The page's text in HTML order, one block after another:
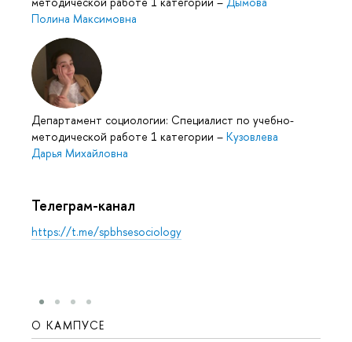
Полина Максимовна
Департамент социологии: Специалист по учебно-
методической работе 1 категории – Кузовлева
Дарья Михайловна
Телеграм-канал
https://t.me/spbhsesociology
О КАМПУСЕ